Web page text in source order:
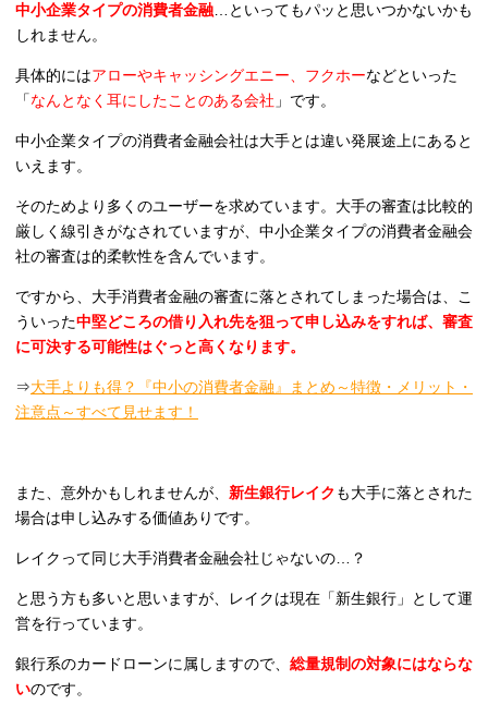
中小企業タイプの消費者金融 …といってもパッと思いつかないかも
しれません。
具体的にはアローやキャッシングエニー、フクホーなどといった
「なんとなく耳にしたことのある会社 」です。
中小企業タイプの消費者金融会社は大手とは違い発展途上にあると
いえます。
そのためより多くのユーザーを求めています。大手の審査は比較的
厳しく線引きがなされていますが、中小企業タイプの消費者金融会
社の審査は的柔軟性を含んでいます。
ですから、大手消費者金融の審査に落とされてしまった場合は、こ
ういった中堅どころの借り入れ先を狙って申し込みをすれば、審査
に可決する可能性はぐっと高くなります。
⇒大手よりも得？『中小の消費者金融』まとめ～特徴・メリット・
注意点～すべて見せます！
また、意外かもしれませんが、 新生銀行レイク も大手に落とされた
場合は申し込みする価値ありです。
レイクって同じ大手消費者金融会社じゃないの…？
と思う方も多いと思いますが、レイクは現在「新生銀行」として運
営を行っています。
銀行系のカードローンに属しますので、 総量規制の対象にはならな
いのです。